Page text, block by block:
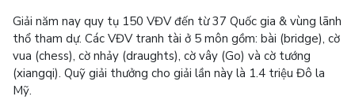
Giải năm nay quy tụ 150 VĐV đến từ 37 Quốc gia & vùng lãnh
thổ tham dự. Các VĐV tranh tài ở 5 môn gồm: bài (bridge), cờ
vua (chess), cờ nhảy (draughts), cờ vây (Go) và cờ tướng
(xiangqi). Quỹ giải thưởng cho giải lần này là 1.4 triệu Đô la
Mỹ.